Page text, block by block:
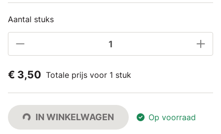
Aantal stuks
€ 3,50 Totale prijs voor 1 stuk
IN WINKELWAGEN Op voorraad